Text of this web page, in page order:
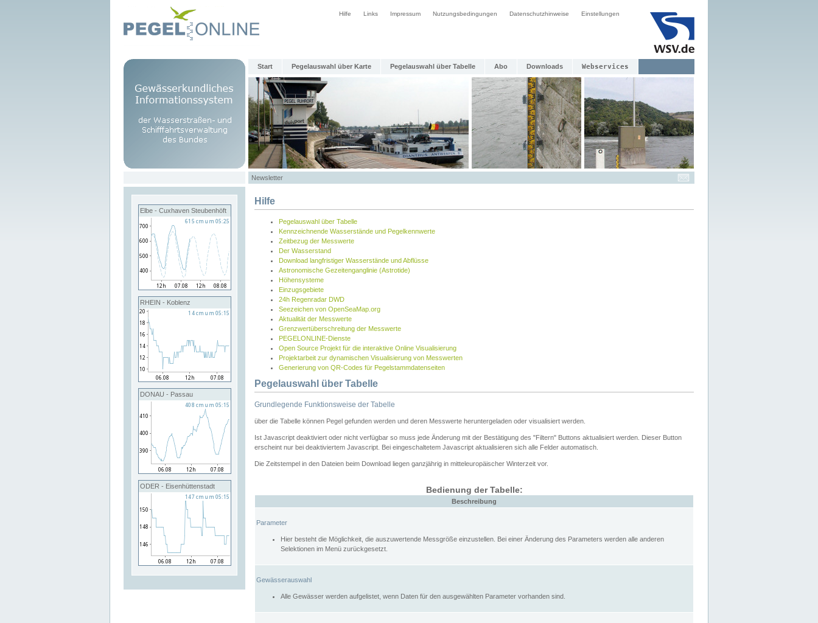
Hilfe Links Impressum Nutzungsbedingungen Datenschutzhinweise Einstellungen
Start Pegelauswahl über Karte Pegelauswahl über Tabelle Abo Downloads Webservices
Newsletter
Elbe - Cuxhaven Steubenhöft
RHEIN - Koblenz
DONAU - Passau
ODER - Eisenhüttenstadt
Hilfe
Pegelauswahl über Tabelle
Kennzeichnende Wasserstände und Pegelkennwerte
Zeitbezug der Messwerte
Der Wasserstand
Download langfristiger Wasserstände und Abflüsse
Astronomische Gezeitenganglinie (Astrotide)
Höhensysteme
Einzugsgebiete
24h Regenradar DWD
Seezeichen von OpenSeaMap.org
Aktualität der Messwerte
Grenzwertüberschreitung der Messwerte
PEGELONLINE-Dienste
Open Source Projekt für die interaktive Online Visualisierung
Projektarbeit zur dynamischen Visualisierung von Messwerten
Generierung von QR-Codes für Pegelstammdatenseiten
Pegelauswahl über Tabelle
Grundlegende Funktionsweise der Tabelle
über die Tabelle können Pegel gefunden werden und deren Messwerte heruntergeladen oder visualisiert werden.
Ist Javascript deaktiviert oder nicht verfügbar so muss jede Änderung mit der Bestätigung des "Filtern" Buttons aktualisiert werden. Dieser Button
erscheint nur bei deaktiviertem Javascript. Bei eingeschaltetem Javascript aktualisieren sich alle Felder automatisch.
Die Zeitstempel in den Dateien beim Download liegen ganzjährig in mitteleuropäischer Winterzeit vor.
Bedienung der Tabelle:
Beschreibung
Parameter
Hier besteht die Möglichkeit, die auszuwertende Messgröße einzustellen. Bei einer Änderung des Parameters werden alle anderen
Selektionen im Menü zurückgesetzt.
Gewässerauswahl
Alle Gewässer werden aufgelistet, wenn Daten für den ausgewählten Parameter vorhanden sind.